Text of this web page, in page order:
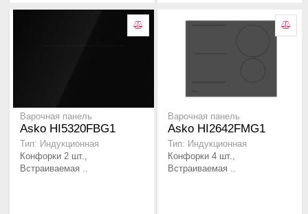
Варочная панель
Asko HI5320FBG1
Тип: Индукционная
Конфорки 2 шт.,
Встраиваемая ..
Варочная панель
Asko HI2642FMG1
Тип: Индукционная
Конфорки 4 шт.,
Встраиваемая ..